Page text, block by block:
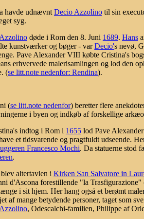
havde udnævnt Decio Azzolino til sin
syg.
døde i Rom den 8. Juni 1689. Hans
kunstværker og bøger - varDecio's nevø,
Pave Alexander VIII købte Cristina's
erhvervede malerisamlingen og lod den
(se litt.note nedenfor: Rendina).
(se litt.note nedenfor) beretter flere
i byen og indkøb af forskellige
indtog i Rom i 1655 lod Pave
et tidsvarende og pragtfuldt udseende.
Francesco Mochi. Da statuerne stod
.
blev altertavlen i Kirken San Salvatore in
d'Ascona forestillende "la
i sit hjem. Her hang også et berømt
af mange betydende personer, taget som
, Odescalchi-familien, Philippe af